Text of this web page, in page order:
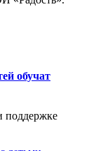
обучат
поддержке